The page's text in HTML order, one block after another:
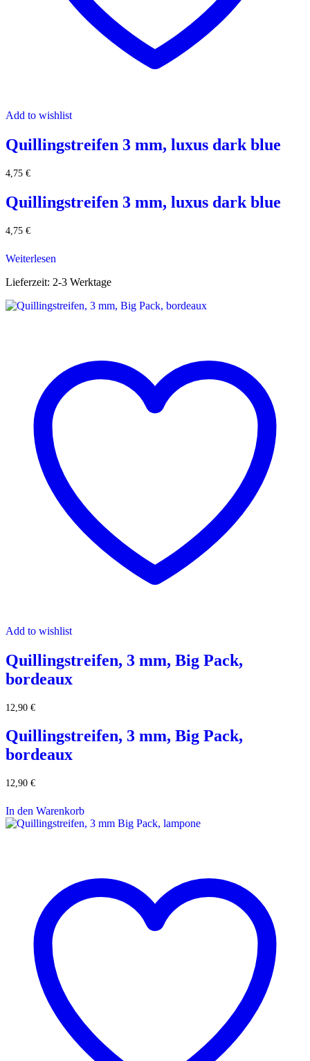
Add to wishlist
Quillingstreifen 3 mm, luxus dark blue
4,75 €
Quillingstreifen 3 mm, luxus dark blue
4,75 €
Weiterlesen
Lieferzeit: 2-3 Werktage
Add to wishlist
Quillingstreifen, 3 mm, Big Pack,
bordeaux
12,90 €
Quillingstreifen, 3 mm, Big Pack,
bordeaux
12,90 €
In den Warenkorb